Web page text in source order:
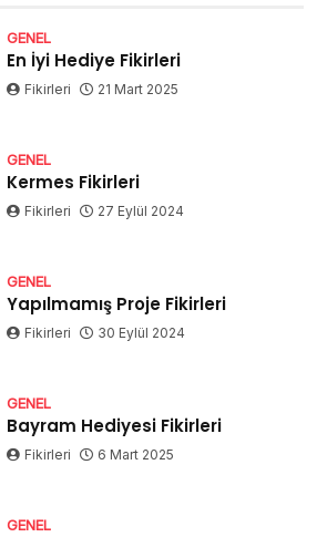
GENEL
En İyi Hediye Fikirleri
Fikirleri 21 Mart 2025
GENEL
Kermes Fikirleri
Fikirleri 27 Eylül 2024
GENEL
Yapılmamış Proje Fikirleri
Fikirleri 30 Eylül 2024
GENEL
Bayram Hediyesi Fikirleri
Fikirleri 6 Mart 2025
GENEL